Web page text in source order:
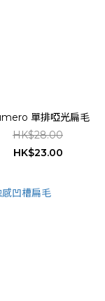
單排啞光扁毛
HK$28.00
HK$23.00